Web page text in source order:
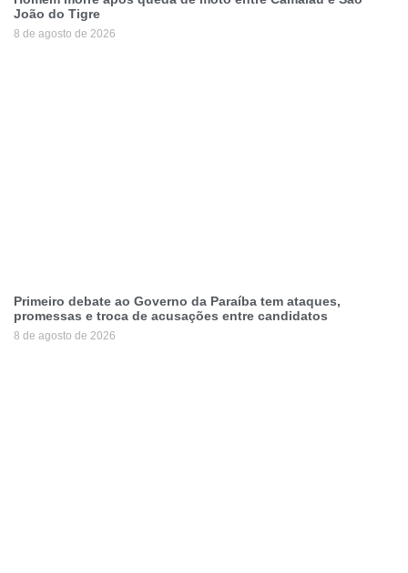
João do Tigre
8 de agosto de 2026
Primeiro debate ao Governo da Paraíba tem ataques,
promessas e troca de acusações entre candidatos
8 de agosto de 2026